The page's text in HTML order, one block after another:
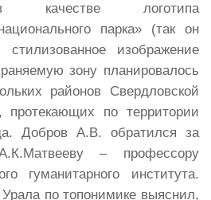
качестве логотипа
парка» (так он
стилизованное изображение
зону планировалось
районов Свердловской
протекающих по территории
Добров А.В. обратился за
– профессору
гуманитарного института.
по топонимике выяснил,